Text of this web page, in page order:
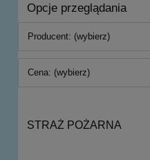
Opcje przeglądania
Producent: (wybierz)
Cena: (wybierz)
STRAŻ POŻARNA